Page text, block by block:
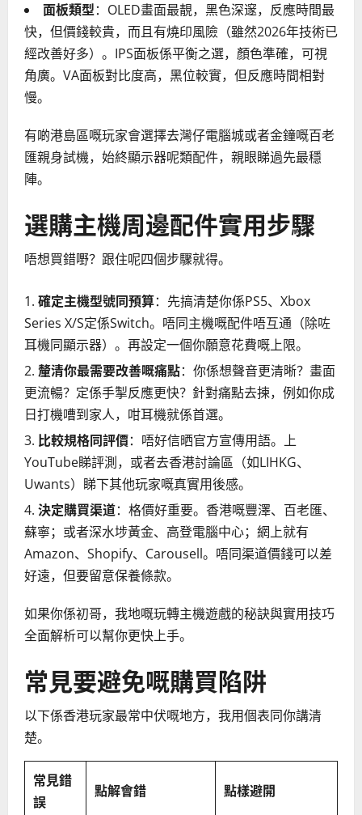
面板類型：OLED畫面最靚，黑色深邃，反應時間最
快，但價錢較貴，而且有燒印風險（雖然2026年技術已
經改善好多）。IPS面板係平衡之選，顏色準確，可視
角廣。VA面板對比度高，黑位較實，但反應時間相對
慢。
有啲港島區嘅玩家會選擇去灣仔電腦城或者金鐘嘅百老
匯親身試機，始終顯示器呢類配件，親眼睇過先最穩
陣。
選購主機周邊配件實用步驟
唔想買錯嘢？跟住呢四個步驟就得。
確定主機型號同預算：先搞清楚你係PS5、Xbox
Series X/S定係Switch。唔同主機嘅配件唔互通（除咗
耳機同顯示器）。再設定一個你願意花費嘅上限。
釐清你最需要改善嘅痛點：你係想聲音更清晰？畫面
更流暢？定係手掣反應更快？針對痛點去揀，例如你成
日打機嘈到家人，咁耳機就係首選。
比較規格同評價：唔好信晒官方宣傳用語。上
YouTube睇評測，或者去香港討論區（如LIHKG、
Uwants）睇下其他玩家嘅真實用後感。
決定購買渠道：格價好重要。香港嘅豐澤、百老匯、
蘇寧；或者深水埗黃金、高登電腦中心；網上就有
Amazon、Shopify、Carousell。唔同渠道價錢可以差
好遠，但要留意保養條款。
如果你係初哥，我地嘅玩轉主機遊戲的秘訣與實用技巧
全面解析可以幫你更快上手。
常見要避免嘅購買陷阱
以下係香港玩家最常中伏嘅地方，我用個表同你講清
楚。
常見錯
誤
點解會錯 點樣避開